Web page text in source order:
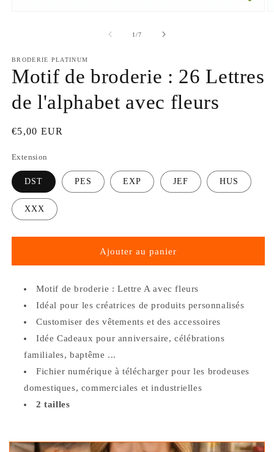
une
fenêtre
modale
1/de
7
BRODERIE PLATINUM
Motif de broderie : 26 Lettres
de l'alphabet avec fleurs
Prix
€5,00 EUR
Extension
DST PES EXP JEF HUS
XXX
Ajouter au panier
Motif de broderie : Lettre A avec fleurs
Idéal pour les créatrices de produits personnalisés
Customiser des vêtements et des accessoires
Idée Cadeaux pour anniversaire, célébrations
familiales, baptême ...
Fichier numérique à télécharger pour les brodeuses
domestiques, commerciales et industrielles
2 tailles